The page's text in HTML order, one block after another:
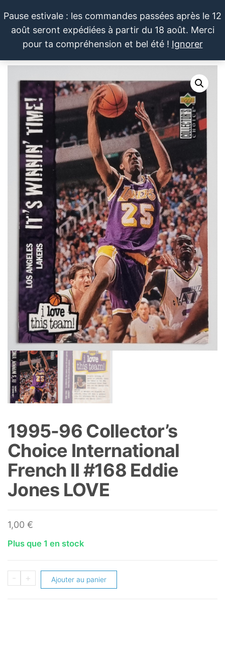
au
contenu
Pause estivale : les commandes passées après le 12
août seront expédiées à partir du 18 août. Merci
pour ta compréhension et bel été ! Ignorer
LE SPORTIF
DU
DIMANCHE®
Cartes
et
produits
autour
du
sport et
de la
culture
1995-96 Collector’s
Choice International
French II #168 Eddie
Jones LOVE
1,00 €
Plus que 1 en stock
-
quantité
+ Ajouter au panier